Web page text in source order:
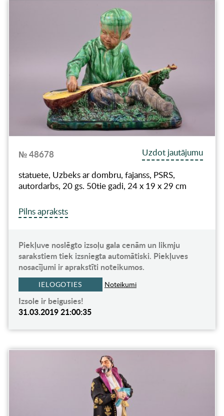
№ 48678
Uzdot jautājumu
statuete, Uzbeks ar dombru, fajanss, PSRS,
autordarbs, 20 gs. 50tie gadi, 24 x 19 x 29 cm
Pilns apraksts
Piekļuve noslēgto izsoļu gala cenām un likmju
sarakstiem tiek izsniegta automātiski. Piekļuves
nosacījumi ir aprakstīti noteikumos.
IELOGOTIES Noteikumi
Izsole ir beigusies!
31.03.2019 21:00:35